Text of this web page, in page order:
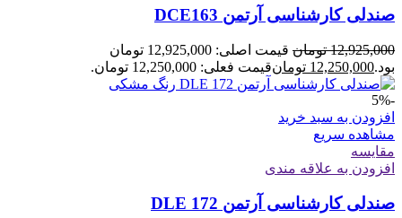
صندلی کارشناسی آرتمن DCE163
12,925,000 تومان
قیمت اصلی: 12,925,000 تومان
بود.12,250,000 تومانقیمت فعلی: 12,250,000 تومان.
-5%
افزودن به سبد خرید
مشاهده سریع
مقایسه
افزودن به علاقه مندی
صندلی کارشناسی آرتمن DLE 172